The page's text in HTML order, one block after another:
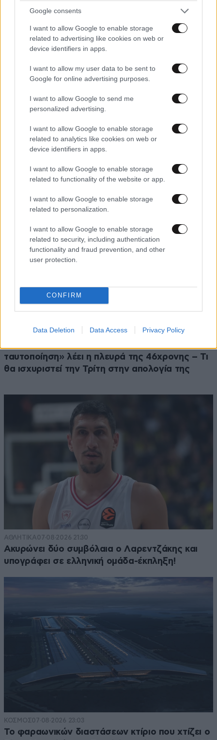
Google consents
I want to allow Google to enable storage
related to advertising like cookies on web or
device identifiers in apps.
I want to allow my user data to be sent to
Google for online advertising purposes.
I want to allow Google to send me
personalized advertising.
I want to allow Google to enable storage
related to analytics like cookies on web or
device identifiers in apps.
I want to allow Google to enable storage
related to functionality of the website or app.
I want to allow Google to enable storage
related to personalization.
I want to allow Google to enable storage
related to security, including authentication
functionality and fraud prevention, and other
user protection.
CONFIRM
Data Deletion Data Access Privacy Policy
ΚΟΙΝΩΝΙΑ1 ω. πριν
ταυτοποίηση» λέει η πλευρά της 46χρονης – Τι
θα ισχυριστεί την Τρίτη στην απολογία της
ΑΘΛΗΤΙΚΑ07·08·2026 21:30
Ακυρώνει δύο συμβόλαια ο Λαρεντζάκης και
υπογράφει σε ελληνική ομάδα-έκπληξη!
ΚΟΣΜΟΣ07·08·2026 23:03
Το φαραωνικών διαστάσεων κτίριο που χτίζει ο